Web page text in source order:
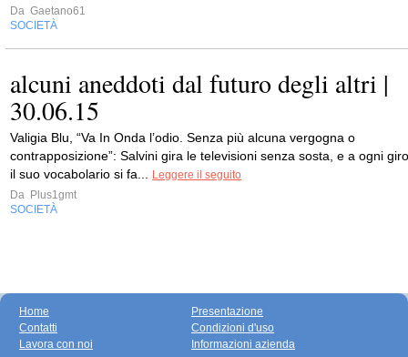
Da Gaetano61
SOCIETÀ
alcuni aneddoti dal futuro degli altri |
30.06.15
Valigia Blu, “Va In Onda l’odio. Senza più alcuna vergogna o
contrapposizione”: Salvini gira le televisioni senza sosta, e a ogni giro
il suo vocabolario si fa...
Leggere il seguito
Da Plus1gmt
SOCIETÀ
Home
Contatti
Lavora con noi
Presentazione
Condizioni d'uso
Informazioni azienda